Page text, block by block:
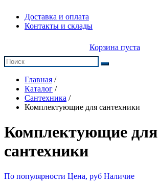
Доставка и оплата
Контакты и склады
Корзина пуста
Главная /
Каталог /
Сантехника /
Комплектующие для сантехники
Комплектующие для
сантехники
По популярности Цена, руб Наличие